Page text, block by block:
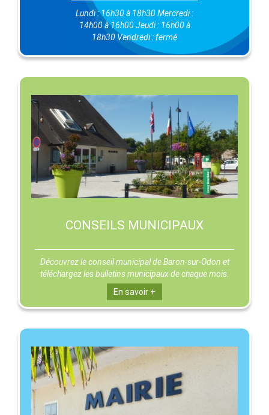
Lundi : 16h30 à 18h30 Mercredi :
14h00 à 16h00 Jeudi : 16h00 à
18h30 Vendredi : fermé
CONSEILS MUNICIPAUX
Découvrez le conseil municipal de Baron-sur-Odon et
téléchargez les bulletins municipaux de chaque mois.
En savoir +